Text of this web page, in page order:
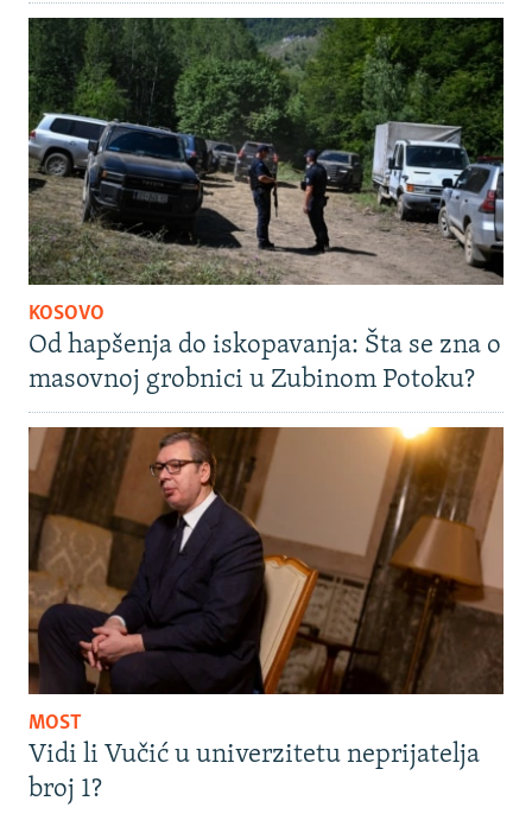
KOSOVO
Od hapšenja do iskopavanja: Šta se zna o
masovnoj grobnici u Zubinom Potoku?
MOST
Vidi li Vučić u univerzitetu neprijatelja
broj 1?